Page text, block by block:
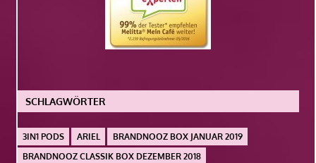
SCHLAGWÖRTER
3IN1 PODS ARIEL
BRANDNOOZ BOX JANUAR 2019
BRANDNOOZ CLASSIK BOX DEZEMBER 2018